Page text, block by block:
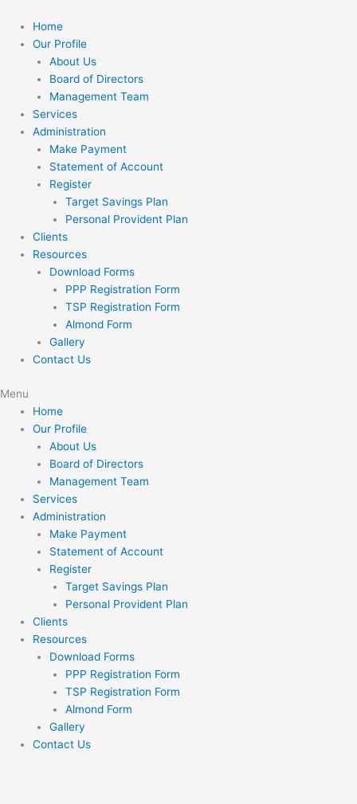
content
Home
Our Profile
About Us
Board of Directors
Management Team
Services
Administration
Make Payment
Statement of Account
Register
Target Savings Plan
Personal Provident Plan
Clients
Resources
Download Forms
PPP Registration Form
TSP Registration Form
Almond Form
Gallery
Contact Us
Menu
Home
Our Profile
About Us
Board of Directors
Management Team
Services
Administration
Make Payment
Statement of Account
Register
Target Savings Plan
Personal Provident Plan
Clients
Resources
Download Forms
PPP Registration Form
TSP Registration Form
Almond Form
Gallery
Contact Us